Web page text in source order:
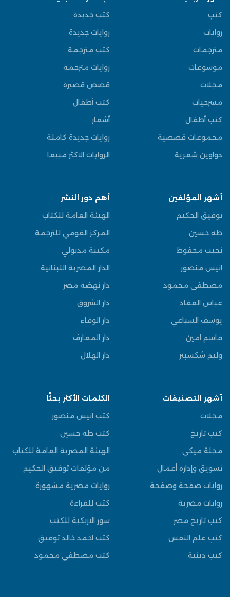
كتب
روايات
مترجمات
موسوعات
مجلات
مسرحيات
كتب أطفال
مجموعات قصصية
دواوين شعرية
كتب جديدة
روايات جديدة
كتب مترجمة
روايات مترجمة
قصص قصيرة
كتب أطفال
أشعار
روايات جديدة كاملة
الروايات الاكثر مبيعا
أشهر المؤلفين
توفيق الحكيم
طه حسين
نجيب محفوظ
انيس منصور
مصطفى محمود
عباس العقاد
يوسف السباعي
قاسم امين
وليم شكسبير
أهم دور النشر
الهيئة العامة للكتاب
المركز القومي للترجمة
مكتبة مدبولي
الدار المصرية اللبنانية
دار نهضة مصر
دار الشروق
دار الوفاء
دار المعارف
دار الهلال
أشهر التصنيفات
مجلات
كتب تاريخ
مجلة ميكي
تسويق وإدارة أعمال
روايات صفحة وصفحة
روايات مصرية
كتب تاريخ مصر
كتب علم النفس
كتب دينية
الكلمات الأكثر بحثًا
كتب انيس منصور
كتب طه حسين
الهيئة المصرية العامة للكتاب
من مؤلفات توفيق الحكيم
روايات مصرية مشهورة
كتب للقراءة
سور الازبكية للكتب
كتب احمد خالد توفيق
كتب مصطفى محمود